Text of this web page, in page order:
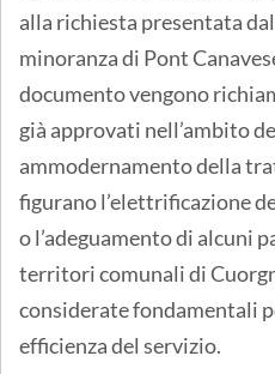
alla richiesta presentata
minoranza di Pont
documento vengono
già approvati nell’ambito
ammodernamento della
figurano l’elettrificazione
o l’adeguamento di alcuni
territori comunali di
considerate fondamentali
efficienza del servizio.